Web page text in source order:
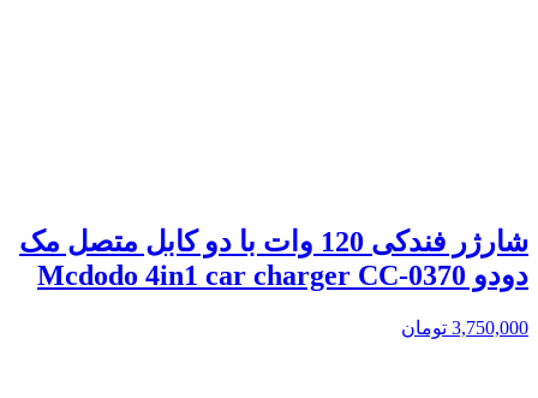
شارژر فندکی 120 وات با دو کابل متصل مک
دودو Mcdodo 4in1 car charger CC-0370
3,750,000 تومان